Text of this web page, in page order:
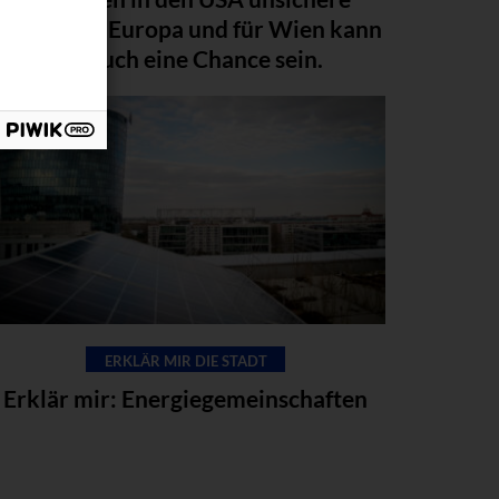
Zeiten. Für Europa und für Wien kann
das auch eine Chance sein.
ERKLÄR MIR DIE STADT
Erklär mir: Energiegemeinschaften